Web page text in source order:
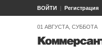
ВОЙТИ Регистрация
01 АВГУСТА, СУББОТА